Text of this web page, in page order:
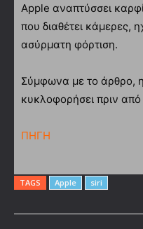
Apple αναπτύσσει
που διαθέτει κάμερες,
ασύρματη φόρτιση.
Σύμφωνα με το άρθρο,
κυκλοφορήσει πριν
ΠΗΓΗ
TAGS Apple siri